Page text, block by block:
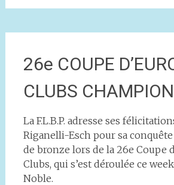
26e COUPE
CLUBS
La F.L.B.P. adresse ses
Riganelli-Esch pour sa
de bronze lors de la 26e Coupe
Clubs, qui s’est déroulée ce
Noble.